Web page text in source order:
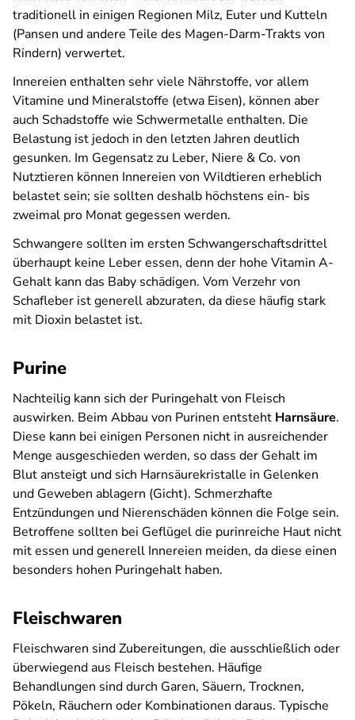
traditionell in einigen Regionen Milz, Euter und Kutteln
(Pansen und andere Teile des Magen-Darm-Trakts von
Rindern) verwertet.
Innereien enthalten sehr viele Nährstoffe, vor allem
Vitamine und Mineralstoffe (etwa Eisen), können aber
auch Schadstoffe wie Schwermetalle enthalten. Die
Belastung ist jedoch in den letzten Jahren deutlich
gesunken. Im Gegensatz zu Leber, Niere & Co. von
Nutztieren können Innereien von Wildtieren erheblich
belastet sein; sie sollten deshalb höchstens ein- bis
zweimal pro Monat gegessen werden.
Schwangere sollten im ersten Schwangerschaftsdrittel
überhaupt keine Leber essen, denn der hohe Vitamin A-
Gehalt kann das Baby schädigen. Vom Verzehr von
Schafleber ist generell abzuraten, da diese häufig stark
mit Dioxin belastet ist.
Purine
Nachteilig kann sich der Puringehalt von Fleisch
auswirken. Beim Abbau von Purinen entsteht Harnsäure.
Diese kann bei einigen Personen nicht in ausreichender
Menge ausgeschieden werden, so dass der Gehalt im
Blut ansteigt und sich Harnsäurekristalle in Gelenken
und Geweben ablagern (Gicht). Schmerzhafte
Entzündungen und Nierenschäden können die Folge sein.
Betroffene sollten bei Geflügel die purinreiche Haut nicht
mit essen und generell Innereien meiden, da diese einen
besonders hohen Puringehalt haben.
Fleischwaren
Fleischwaren sind Zubereitungen, die ausschließlich oder
überwiegend aus Fleisch bestehen. Häufige
Behandlungen sind durch Garen, Säuern, Trocknen,
Pökeln, Räuchern oder Kombinationen daraus. Typische